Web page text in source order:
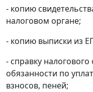
- копию
налоговом органе;
- копию выписки из
- справку
обязанности по
взносов, пеней;